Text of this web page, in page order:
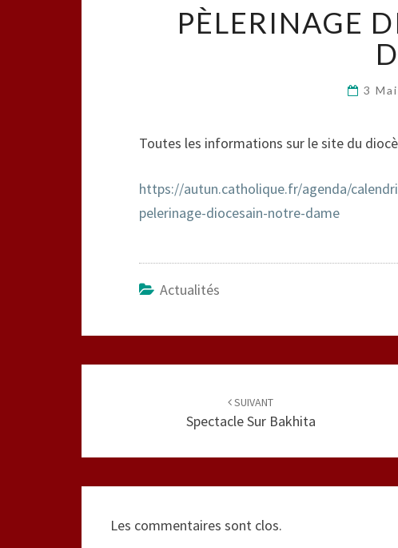
PÈLERINAGE
3
Toutes les informations sur le site du
https://autun.catholique.fr/agenda/
pelerinage-diocesain-notre-dame
Actualités
SUIVANT
Spectacle Sur Bakhita
Les commentaires sont clos.